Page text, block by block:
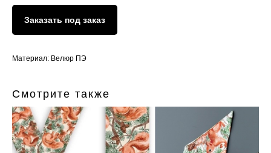
Заказать под заказ
Материал: Велюр ПЭ
Смотрите также